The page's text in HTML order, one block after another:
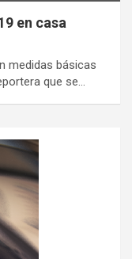
en casa
medidas básicas
que se…